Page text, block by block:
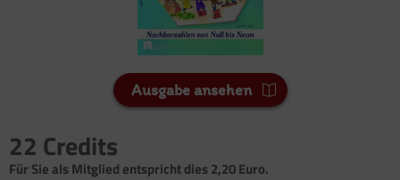
Ausgabe ansehen
22 Credits
Für Sie als Mitglied entspricht dies 2,20 Euro.